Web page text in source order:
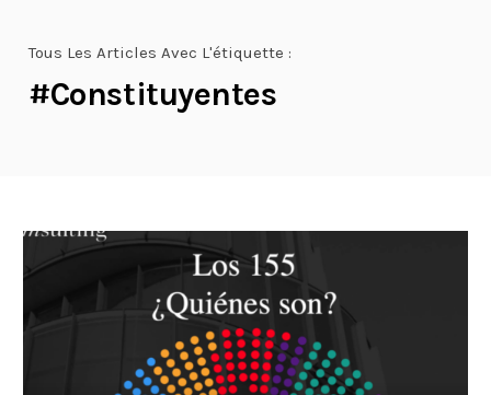
Tous Les Articles Avec L'étiquette :
#constituyentes